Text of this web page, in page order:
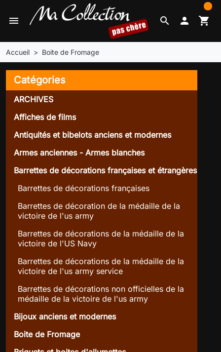
search
menu  shopping_cart
Accueil Boite de Fromage
Catégories
ARCHIVES
Affiches de films
Antiquités et bibelots anciens et modernes
Armes anciennes - Armes blanches
Barrettes de décorations françaises et étrangères
Barrettes de décorations françaises
Barrettes de décoration de la médaille de la
victoire de l'us army
Barrettes de décorations de la médaille de la
victoire de l'US Navy
Barrettes de décorations de la médaille de la
victoire de l'us army service
Barrettes de décorations non officielles de la
médaille de la victoire de l'us army
Bijoux anciens et modernes
Boite de Fromage